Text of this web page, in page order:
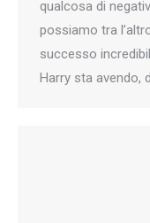
qualcosa di
possiamo tra
successo
Harry sta avendo,